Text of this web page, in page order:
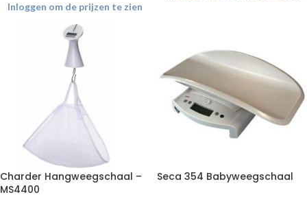
Inloggen om de prijzen te zien
Charder Hangweegschaal –
MS4400
Seca 354 Babyweegschaal